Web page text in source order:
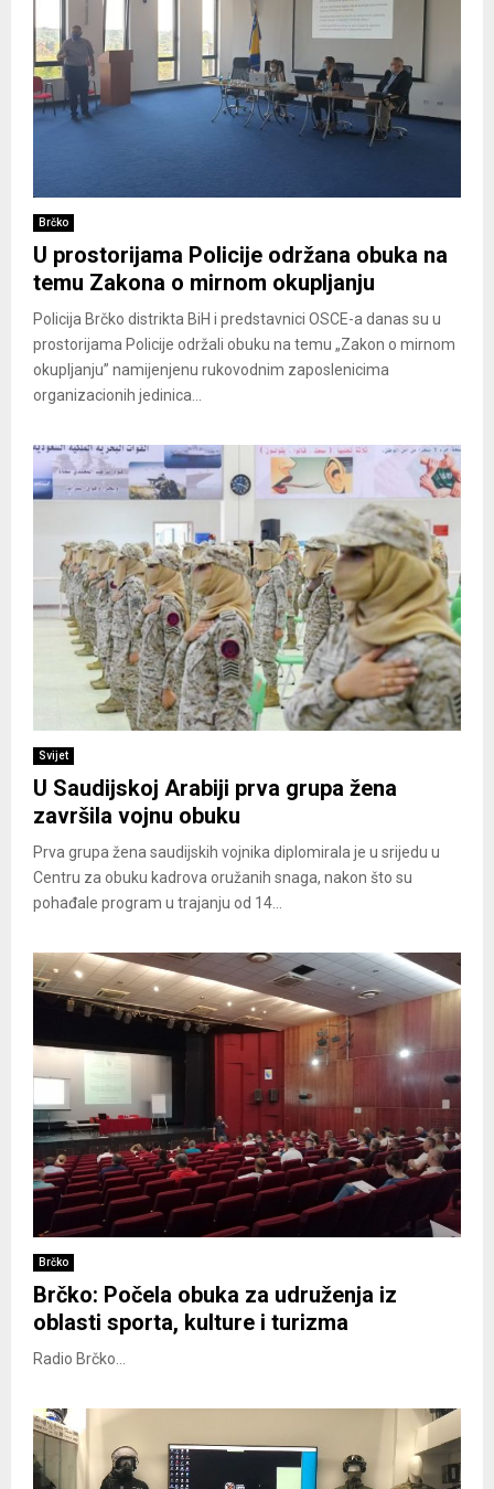
Brčko
U prostorijama Policije održana obuka na
temu Zakona o mirnom okupljanju
Policija Brčko distrikta BiH i predstavnici OSCE-a danas su u
prostorijama Policije održali obuku na temu „Zakon o mirnom
okupljanju” namijenjenu rukovodnim zaposlenicima
organizacionih jedinica...
Svijet
U Saudijskoj Arabiji prva grupa žena
završila vojnu obuku
Prva grupa žena saudijskih vojnika diplomirala je u srijedu u
Centru za obuku kadrova oružanih snaga, nakon što su
pohađale program u trajanju od 14...
Brčko
Brčko: Počela obuka za udruženja iz
oblasti sporta, kulture i turizma
Radio Brčko...